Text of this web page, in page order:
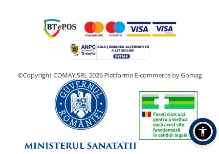
©Copyright COMAY SRL 2026 Platforma E-commerce by Gomag